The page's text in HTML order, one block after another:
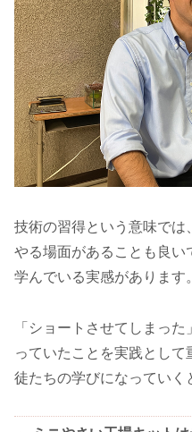
技術の習得という意味では
やる場面があることも良い
学んでいる実感があります。
「ショートさせてしまっ
っていたことを実践とし
徒たちの学びになっていく